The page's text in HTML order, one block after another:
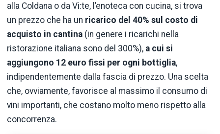
alla Coldana o da Vi:te, l’enoteca con cucina, si trova
un prezzo che ha un ricarico del 40% sul costo di
acquisto in cantina (in genere i ricarichi nella
ristorazione italiana sono del 300%), a cui si
aggiungono 12 euro fissi per ogni bottiglia,
indipendentemente dalla fascia di prezzo. Una scelta
che, ovviamente, favorisce al massimo il consumo di
vini importanti, che costano molto meno rispetto alla
concorrenza.